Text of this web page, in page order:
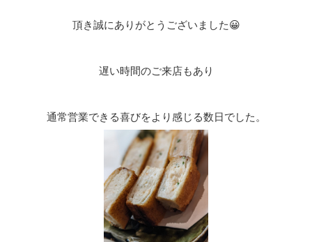
頂き誠にありがとうございました😀
遅い時間のご来店もあり
通常営業できる喜びをより感じる数日でした。